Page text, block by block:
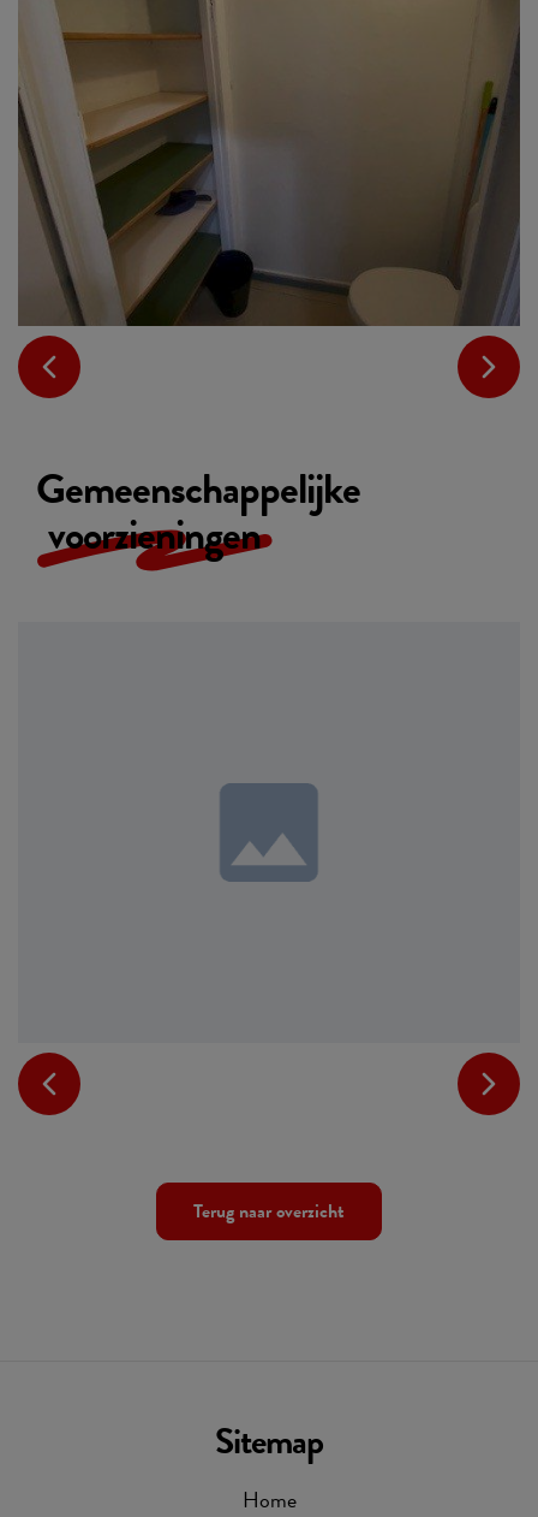
Gemeenschappelijke
voorzieningen
Terug naar overzicht
Sitemap
Home